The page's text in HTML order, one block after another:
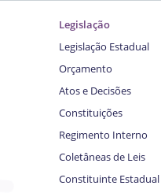
Legislação
Legislação Estadual
Orçamento
Atos e Decisões
Constituições
Regimento Interno
Coletâneas de Leis
Constituinte Estadual